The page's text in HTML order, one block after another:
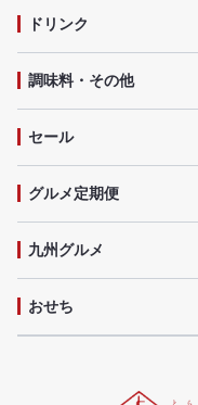
ドリンク
調味料・その他
セール
グルメ定期便
九州グルメ
おせち